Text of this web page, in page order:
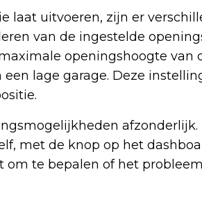
laat uitvoeren, zijn er
van de ingestelde
openingshoogte van
lage garage. Deze
met de knop op het
om te bepalen of het